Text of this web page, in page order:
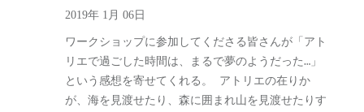
2019年 1月 06日
ワークショップに参加してくださる皆さんが「アト
リエで過ごした時間は、まるで夢のようだった…」
という感想を寄せてくれる。 アトリエの在りか
が、海を見渡せたり、森に囲まれ山を見渡せたりす